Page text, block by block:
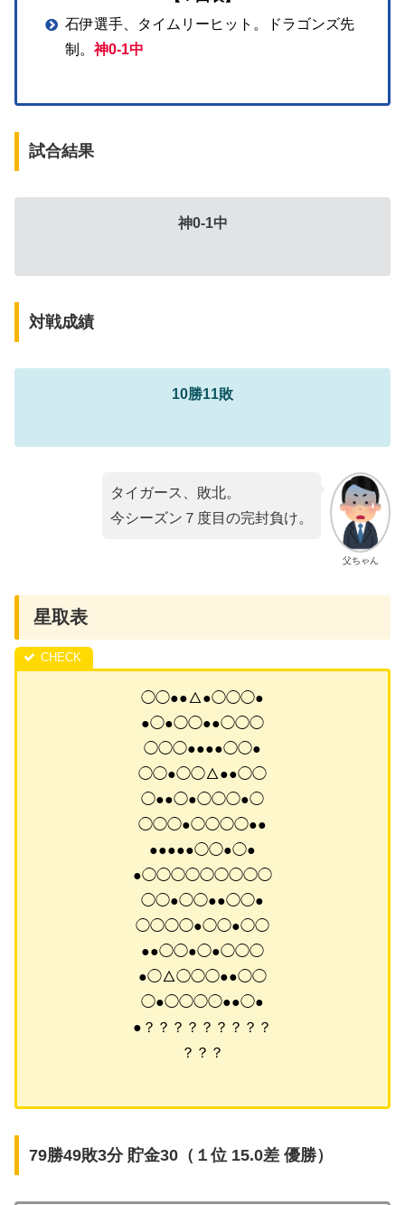
石伊選手、タイムリーヒット。ドラゴンズ先
制。神0-1中
試合結果
神0-1中
対戦成績
10勝11敗
父ちゃん
タイガース、敗北。
今シーズン７度目の完封負け。
星取表
◯◯●●△●◯◯◯●
●◯●◯◯●●◯◯◯
◯◯◯●●●●◯◯●
◯◯●◯◯△●●◯◯
◯●●◯●◯◯◯●◯
◯◯◯●◯◯◯◯●●
●●●●●◯◯●◯●
●◯◯◯◯◯◯◯◯◯
◯◯●◯◯●●◯◯●
◯◯◯◯●◯◯●◯◯
●●◯◯●◯●◯◯◯
●◯△◯◯◯●●◯◯
◯●◯◯◯◯●●◯●
●？？？？？？？？？
？？？
79勝49敗3分 貯金30（１位 15.0差 優勝）